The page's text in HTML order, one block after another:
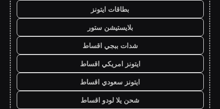
بطاقات ايتونز
بلايستيشن ستور
شدات ببجي اقساط
ايتونز امريكي اقساط
ايتونز سعودي اقساط
شحن يلا لودو اقساط